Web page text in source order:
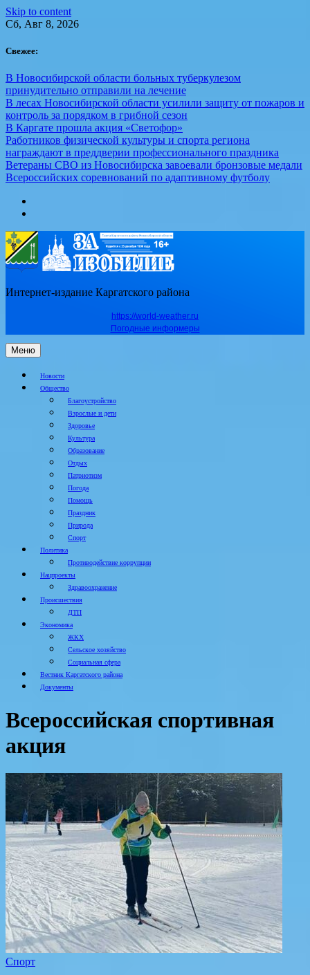
Skip to content
Сб, Авг 8, 2026
Свежее:
В Новосибирской области больных туберкулезом
принудительно отправили на лечение
В лесах Новосибирской области усилили защиту от пожаров и
контроль за порядком в грибной сезон
В Каргате прошла акция «Светофор»
Работников физической культуры и спорта региона
награждают в преддверии профессионального праздника
Ветераны СВО из Новосибирска завоевали бронзовые медали
Всероссийских соревнований по адаптивному футболу
Интернет-издание Каргатского района
https://world-weather.ru
Погодные информеры
Меню
Новости
Общество
Благоустройство
Взрослые и дети
Здоровье
Культура
Образование
Отдых
Патриотизм
Погода
Помощь
Праздник
Природа
Спорт
Политика
Противодействие коррупции
Нацпроекты
Здравоохранение
Происшествия
ДТП
Экономика
ЖКХ
Сельское хозяйство
Социальная сфера
Вестник Каргатского района
Документы
Всероссийская спортивная
акция
Спорт